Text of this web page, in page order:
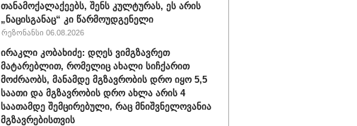
თანამოქალაქეებს, შენს კულტურას, ეს არის
„ნაცისგანაც“ კი წარმოუდგენელი
რეზონანსი 06.08.2026
ირაკლი კობახიძე: დღეს ვიმგზავრეთ
მატარებლით, რომელიც ახალი სიჩქარით
მოძრაობს, მანამდე მგზავრობის დრო იყო 5,5
საათი და მგზავრობის დრო ახლა არის 4
საათამდე შემცირებული, რაც მნიშვნელოვანია
მგზავრებისთვის